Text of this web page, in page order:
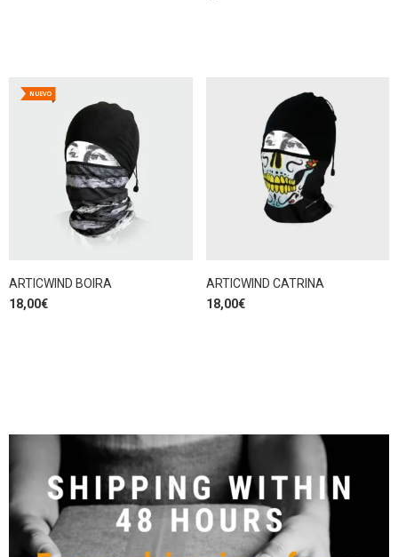
NUEVO
ARTICWIND BOIRA
18,00€
ARTICWIND CATRINA
18,00€